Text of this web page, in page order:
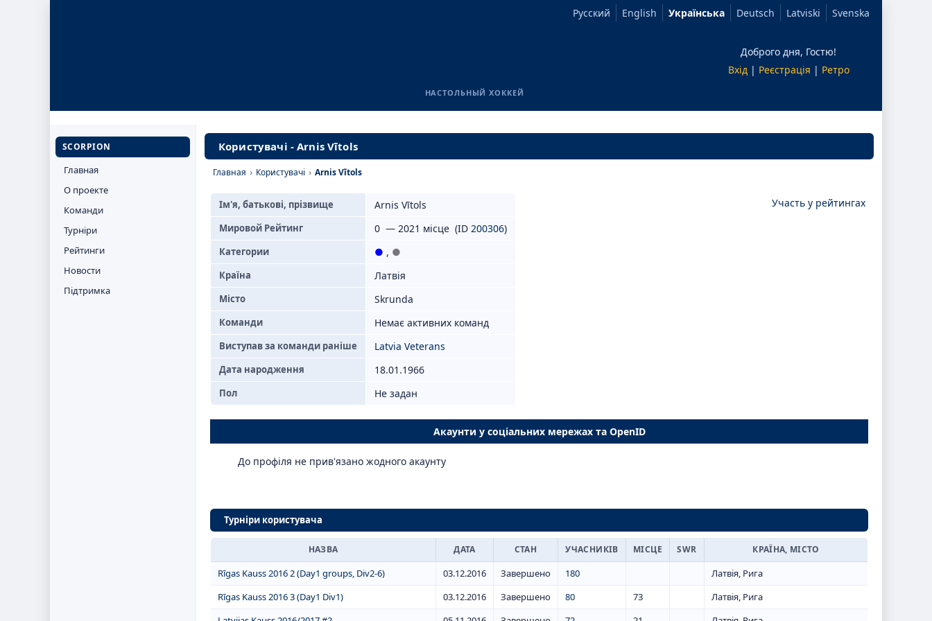
Русский English Українська Deutsch Latviski Svenska
Доброго дня, Гостю!
Вхід| Реєстрація | Ретро
НАСТОЛЬНЫЙ ХОККЕЙ
SCORPION
Главная
О проекте
Команди
Турніри
Рейтинги
Новости
Підтримка
Користувачі - Arnis Vītols
Главная › Користувачі › Arnis Vītols
Участь у рейтингах
Ім'я, батькові, прізвище Arnis Vītols
Мировой Рейтинг 0 — 2021 місце (ID 200306)
Категории ● , ●
Країна Латвія
Місто Skrunda
Команди Немає активних команд
Виступав за команди раніше Latvia Veterans
Дата народження 18.01.1966
Пол Не задан
Акаунти у соціальних мережах та OpenID
До профіля не прив'язано жодного акаунту
Турніри користувача
НАЗВА ДАТА СТАН УЧАСНИКІВ МІСЦЕ SWR КРАЇНА, МІСТО
Rīgas Kauss 2016 2 (Day1 groups, Div2-6) 03.12.2016 Завершено 180
Латвія, Рига
Rīgas Kauss 2016 3 (Day1 Div1)
03.12.2016 Завершено 80 73
Латвія, Рига